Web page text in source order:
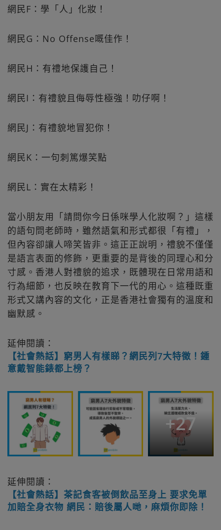
網民F：學「人」化妝！
網民G：No Offense嘅佳作！
網民H：有禮地保護自己！
網民I：有禮貌且侮辱性極強！叻仔啊！
網民J：有禮貌地冒犯你！
網民K：一句刺篤爆笑點
網民L：實在太精彩！
當小朋友用「請問你今日係咪學人化妝啊？」這樣
的語句問老師時，雖然語氣和形式都很「有禮」，
但內容卻讓人啼笑皆非。這正正說明，禮貌不僅僅
是語言表面的修飾，更重要的是背後的同理心和分
寸感。香港人對禮貌的追求，既體現在日常用語和
行為細節，也反映在教育下一代的用心。這種既重
形式又講內容的文化，正是香港社會獨有的溫度和
幽默感。
延伸閱讀：
【社會熱話】窮男人有樣睇？網民列7大特徵！鍾
意戴智能錶都上榜？
+27
延伸閱讀：
【社會熱話】茶記食客被倒飲品至身上 要求免單
加賠全身衣物 網民：賠後屬人哋，麻煩你即除！